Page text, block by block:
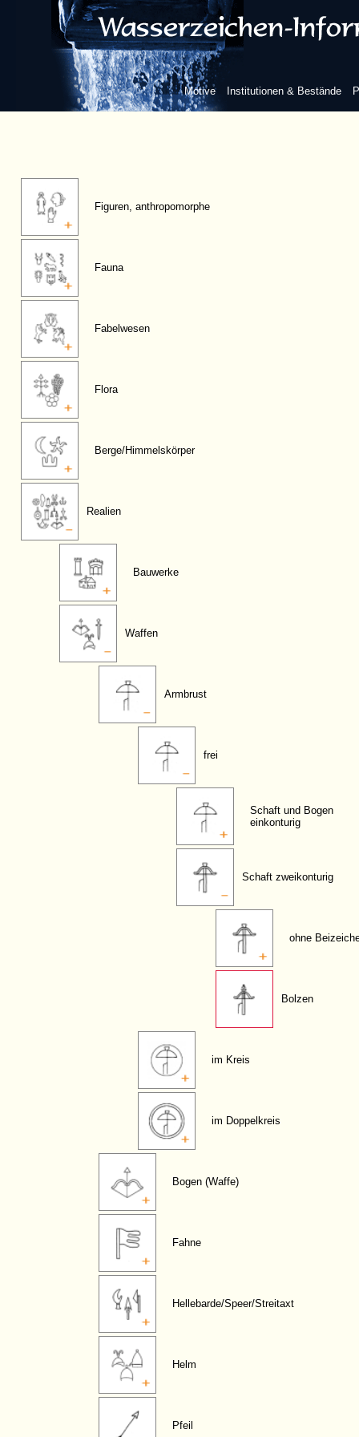
Motive Institutionen & Bestände
Figuren, anthropomorphe
Fauna
Fabelwesen
Flora
Berge/Himmelskörper
Realien
Bauwerke
Waffen
Armbrust
frei
Schaft und Bogen
einkonturig
Schaft zweikonturig
ohne
Bolzen
im Kreis
im Doppelkreis
Bogen (Waffe)
Fahne
Hellebarde/Speer/Streitaxt
Helm
Pfeil